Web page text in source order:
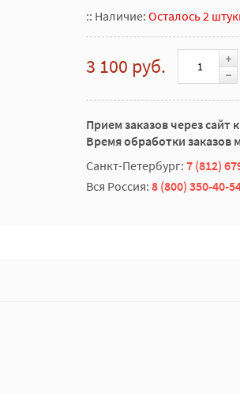
:: Наличие: Осталось 2
3 100 руб.
Прием заказов через сайт
Время обработки заказов
Санкт-Петербург: 7 (812)
Вся Россия: 8 (800) 350-40-